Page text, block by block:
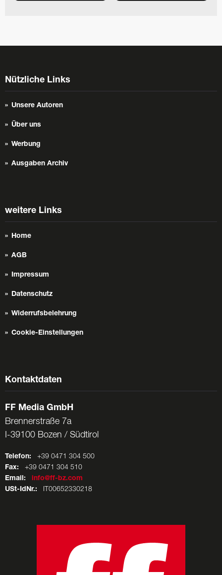
Nützliche Links
Unsere Autoren
Über uns
Werbung
Ausgaben Archiv
weitere Links
Home
AGB
Impressum
Datenschutz
Widerrufsbelehrung
Cookie-Einstellungen
Kontaktdaten
FF Media GmbH
Brennerstraße 7a
I-39100 Bozen / Südtirol
Telefon: +39 0471 304 500
Fax: +39 0471 304 510
Email:
info@ff-bz.com
USt-IdNr.: IT00652330218